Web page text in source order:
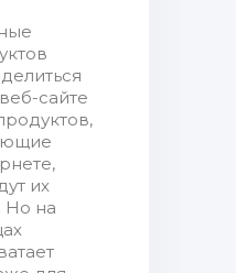
сайте
их
Но на